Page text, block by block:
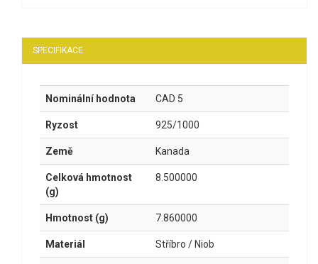
SPECIFIKACE
Nominální hodnota CAD 5
Ryzost 925/1000
Země Kanada
Celková hmotnost
(g)
8.500000
Hmotnost (g) 7.860000
Materiál Stříbro / Niob